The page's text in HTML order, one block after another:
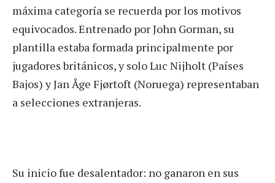
máxima categoría se recuerda por los motivos
equivocados. Entrenado por John Gorman, su
plantilla estaba formada principalmente por
jugadores británicos, y solo Luc Nijholt (Países
Bajos) y Jan Åge Fjørtoft (Noruega) representaban
a selecciones extranjeras.
Su inicio fue desalentador: no ganaron en sus